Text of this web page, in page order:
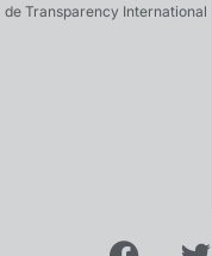
de Transparency International